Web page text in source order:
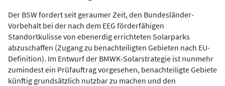
Der BSW fordert seit geraumer Zeit, den Bundesländer-
Vorbehalt bei der nach dem EEG förderfähigen
Standortkulisse von ebenerdig errichteten Solarparks
abzuschaffen (Zugang zu benachteiligten Gebieten nach EU-
Definition). Im Entwurf der BMWK-Solarstrategie ist nunmehr
zumindest ein Prüfauftrag vorgesehen, benachteiligte Gebiete
künftig grundsätzlich nutzbar zu machen und den